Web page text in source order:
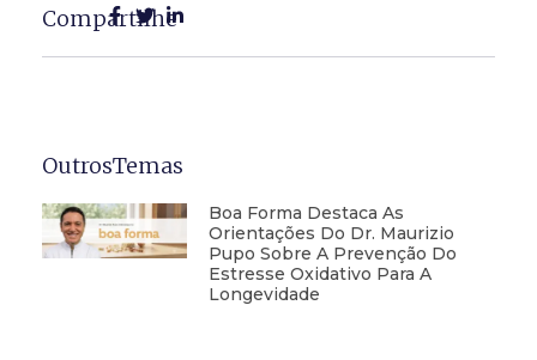
Compartilhe
OutrosTemas
Boa Forma Destaca As
Orientações Do Dr. Maurizio
Pupo Sobre A Prevenção Do
Estresse Oxidativo Para A
Longevidade